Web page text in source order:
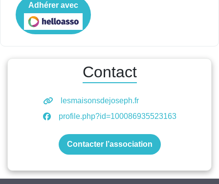
Adhérer avec
Contact
lesmaisonsdejoseph.fr
profile.php?id=100086935523163
Contacter l’association